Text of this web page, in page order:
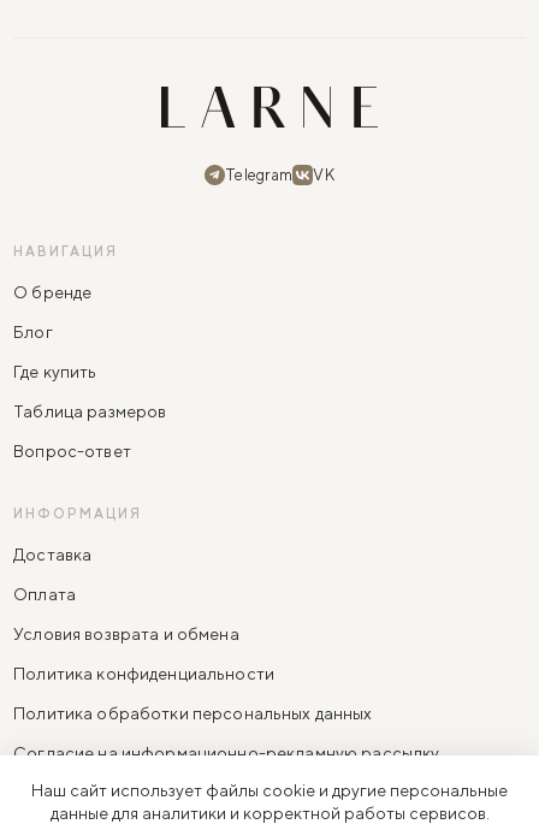
Telegram VK
НАВИГАЦИЯ
О бренде
Блог
Где купить
Таблица размеров
Вопрос-ответ
ИНФОРМАЦИЯ
Доставка
Оплата
Условия возврата и обмена
Политика конфиденциальности
Политика обработки персональных данных
Согласие на информационно-рекламную рассылку
Согласие на обработку персональных данных
Наш сайт использует файлы cookie и другие персональные
данные для аналитики и корректной работы сервисов.